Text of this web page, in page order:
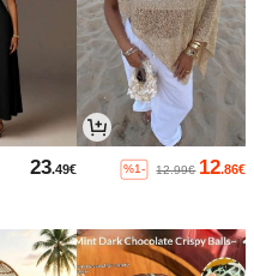
12.86€
12.99€
%1-
23.49€